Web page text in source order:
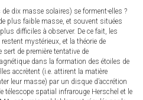
dix masse solaires) se forment-elles ?
plus faible masse, et souvent situées
difficiles à observer. De ce fait, les
mystérieux, et la théorie de
de première tentative de
dans la formation des étoiles de
accrètent (i.e. attirent la matière
leur masse) par un disque d’accrétion
télescope spatial infrarouge Herschel et le